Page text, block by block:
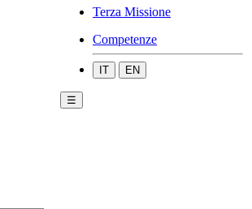
Terza Missione
Competenze
IT EN
☰